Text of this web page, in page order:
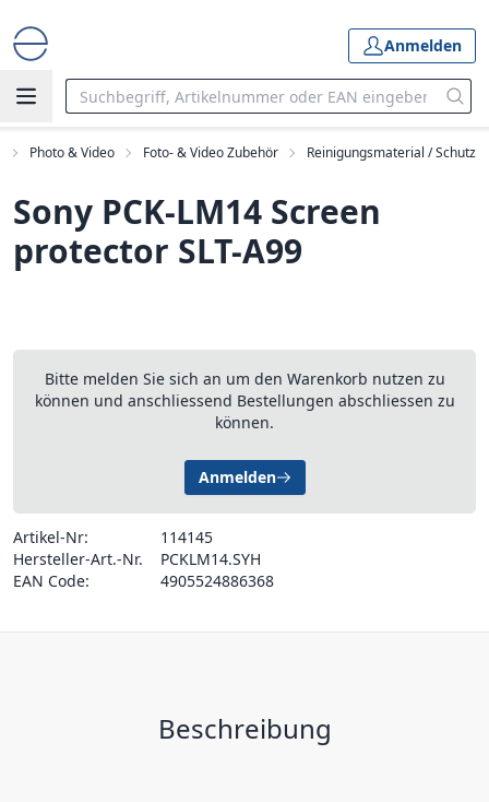
Anmelden
Photo & Video Foto- & Video Zubehör Reinigungsmaterial / Schutz
Sony PCK-LM14 Screen
protector SLT-A99
Bitte melden Sie sich an um den Warenkorb nutzen zu
können und anschliessend Bestellungen abschliessen zu
können.
Anmelden
Artikel-Nr:
114145
Hersteller-Art.-Nr.
PCKLM14.SYH
EAN Code:
4905524886368
Beschreibung